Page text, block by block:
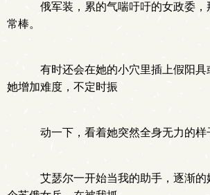
俄军装，累的气喘吁吁的女政委，
常棒。
有时还会在她的小穴里插上假阳具
她增加难度，不定时振
动一下，看着她突然全身无力的样
艾瑟尔一开始当我的助手，逐渐的